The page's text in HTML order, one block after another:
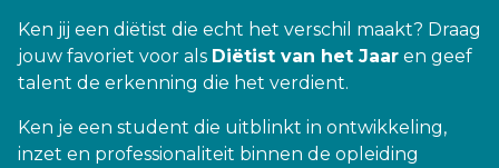
Ken jij een diëtist die echt het verschil maakt? Draag
jouw favoriet voor als Diëtist van het Jaar en geef
talent de erkenning die het verdient.
Ken je een student die uitblinkt in ontwikkeling,
inzet en professionaliteit binnen de opleiding